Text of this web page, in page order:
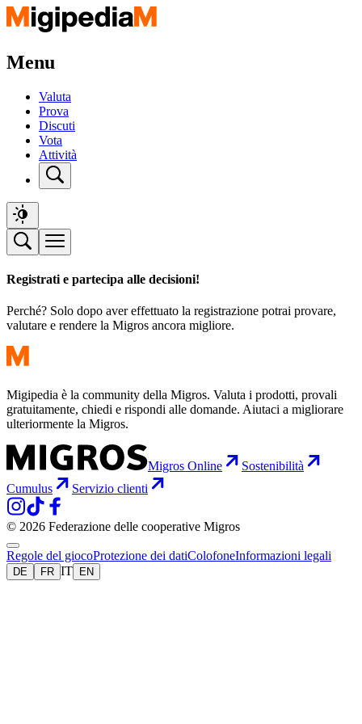
Menu
Valuta
Prova
Discuti
Vota
Attività
Registrati e partecipa alle decisioni!
Perché? Solo dopo aver effettuato la registrazione potrai provare,
valutare e rendere la Migros ancora migliore.
Migipedia è la community della Migros. Valuta i prodotti, provali
gratuitamente, chiedi e rispondi alle domande. Aiutaci a migliorare
ulteriormente la Migros.
Migros Online
Sostenibilità
Cumulus
Servizio clienti
© 2026 Federazione delle cooperative Migros
Regole del giocoProtezione dei datiColofoneInformazioni legali
DE FR IT EN